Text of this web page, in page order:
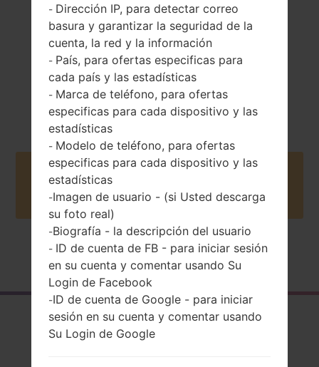
Unknown
2014
Buy accessories on Amazon
Página principal → Serie → LG Others → LGB220
El resumen
LGB220(LGB220)
- Dirección IP, para detectar correo
basura y garantizar la seguridad de la
cuenta, la red y la información
- País, para ofertas especificas para
cada país y las estadísticas
- Marca de teléfono, para ofertas
especificas para cada dispositivo y las
estadísticas
- Modelo de teléfono, para ofertas
especificas para cada dispositivo y las
estadísticas
-Imagen de usuario - (si Usted descarga
su foto real)
-Biografía - la descripción del usuario
- ID de cuenta de FB - para iniciar sesión
en su cuenta y comentar usando Su
Login de Facebook
-ID de cuenta de Google - para iniciar
sesión en su cuenta y comentar usando
Su Login de Google